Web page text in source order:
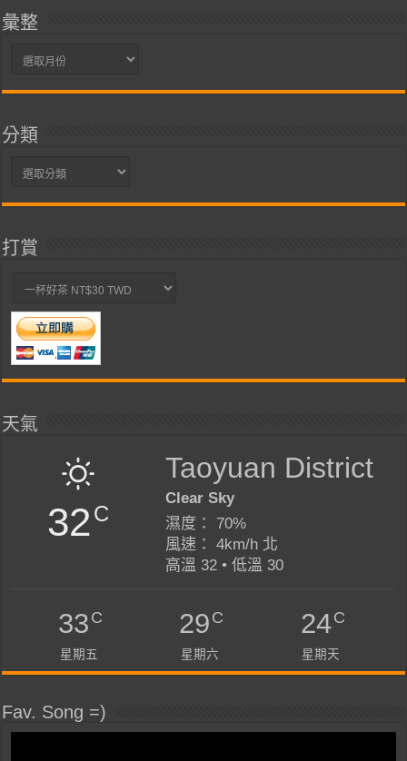
彙整
彙
分類
分
打賞
天氣
32C
Taoyuan District
Clear Sky
濕度： 70%
風速： 4km/h 北
高溫 32 • 低溫 30
33C
星期五
29C
星期六
24C
星期天
Fav. Song =)